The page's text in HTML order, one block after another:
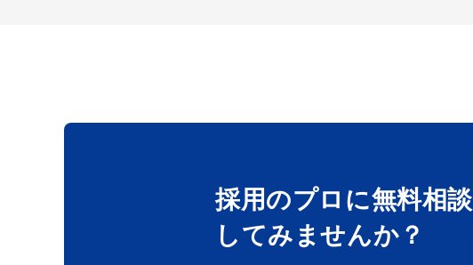
採用のプロに無料相談
してみませんか？